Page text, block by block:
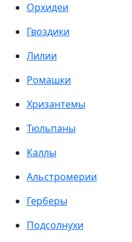
Орхидеи
Гвоздики
Лилии
Ромашки
Хризантемы
Тюльпаны
Каллы
Альстромерии
Герберы
Подсолнухи